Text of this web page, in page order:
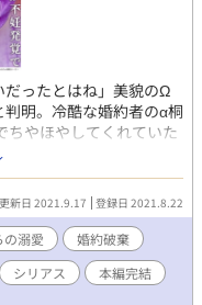
だったとはね」美貌のΩ
明。冷酷な婚約者のα桐
ちやほやしてくれていた
、下級Ωまで美耶のこ
なった末レイプされた美
た。礼央は学生の頃から
た。 《包容力無限激甘
散々蔑ろにされてきた
央に溺愛される。 能力
隠して生きてきたαの恋
胸糞展開が続きます。
新日 2021.9.17 登録日 2021.8.22
の溺愛
婚約破棄
シリアス
本編完結